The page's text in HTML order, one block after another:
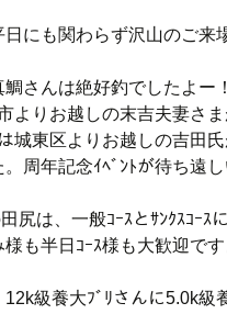
にも関わらず沢山のご来
さんは絶好釣でしたよー！
よりお越しの末吉夫妻さ
城東区よりお越しの吉田
周年記念ｲﾍﾞﾝﾄが待ち遠し
尻は、一般ｺｰｽとｻﾝｸｽｺｰｽ
も半日ｺｰｽ様も大歓迎です
級養大ﾌﾞﾘさんに5.0k級